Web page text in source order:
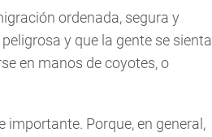
ordenada, segura y
y que la gente se sienta
en manos de coyotes, o
Porque, en general,